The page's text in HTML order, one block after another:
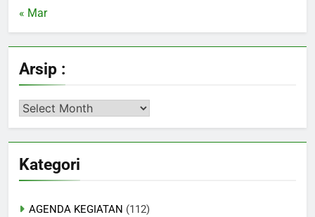
« Mar
Arsip :
Arsip
Kategori
AGENDA KEGIATAN (112)